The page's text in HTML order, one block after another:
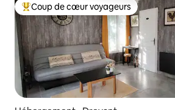
Coups de cœur voyageurs les plus
Coup de cœur voyageurs